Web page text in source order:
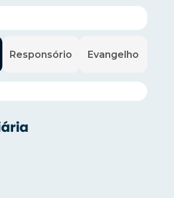
Responsório Evangelho